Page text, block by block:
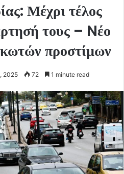
Μέχρι τέλος
τους – Nέο
προστίμων
2025 72 1 minute read